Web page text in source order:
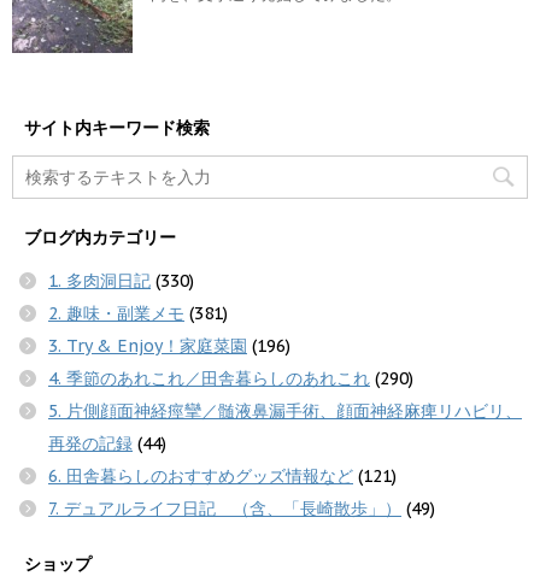
サイト内キーワード検索
ブログ内カテゴリー
1. 多肉洞日記 (330)
2. 趣味・副業メモ (381)
3. Try & Enjoy！家庭菜園 (196)
4. 季節のあれこれ／田舎暮らしのあれこれ (290)
5. 片側顔面神経痙攣／髄液鼻漏手術、顔面神経麻痺リハビリ、
再発の記録 (44)
6. 田舎暮らしのおすすめグッズ情報など (121)
7. デュアルライフ日記 （含、「長崎散歩」）
(49)
ショップ